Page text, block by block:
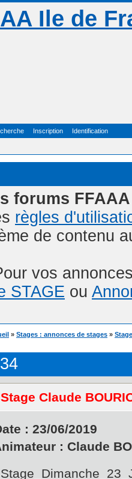
Ile de
Inscription Identification
forums FFAAA
règles
de contenu
vos
STAGE ou
» Stages : annonces de stages »
Stage Claude
: 23/06/2019
: Claude